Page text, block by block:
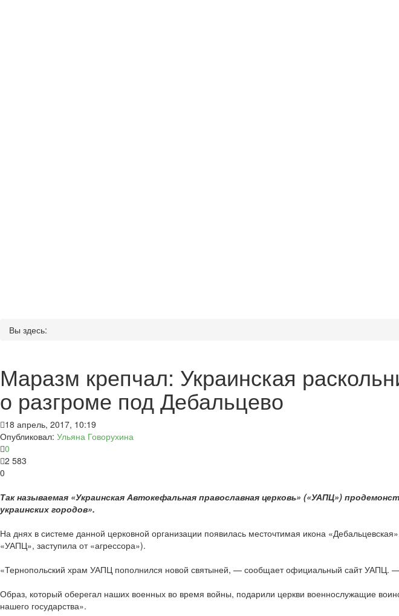
Вы здесь:
Маразм крепчал: Украинская
о разгроме под Дебальцево
18 апрель, 2017, 10:19
Опубликовал: Ульяна Говорухина
0
2 583
0
Так называемая «Украинская Автокефальная православная церковь» («УАПЦ»)
украинских городов».
На днях в системе данной церковной организации появилась месточтимая икона
«УАПЦ», заступила от «агрессора»).
«Тернопольский храм УАПЦ пополнился новой святыней, — сообщает официальный сайт УАПЦ.
Образ, который оберегал наших военных во время войны, подарили церкви военнослужащие
нашего государства».